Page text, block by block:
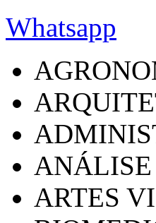
Whatsapp
ANÁLISE
ARTES